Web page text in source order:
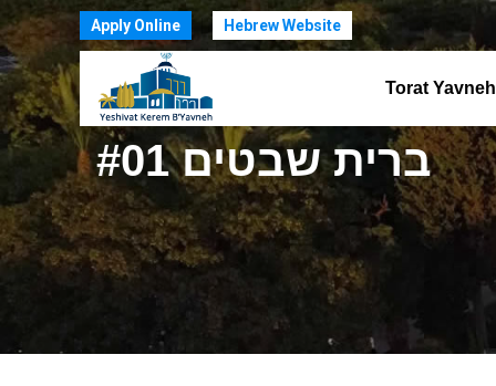
Apply Online Hebrew Website
Torat Yavneh
ברית שבטים #01